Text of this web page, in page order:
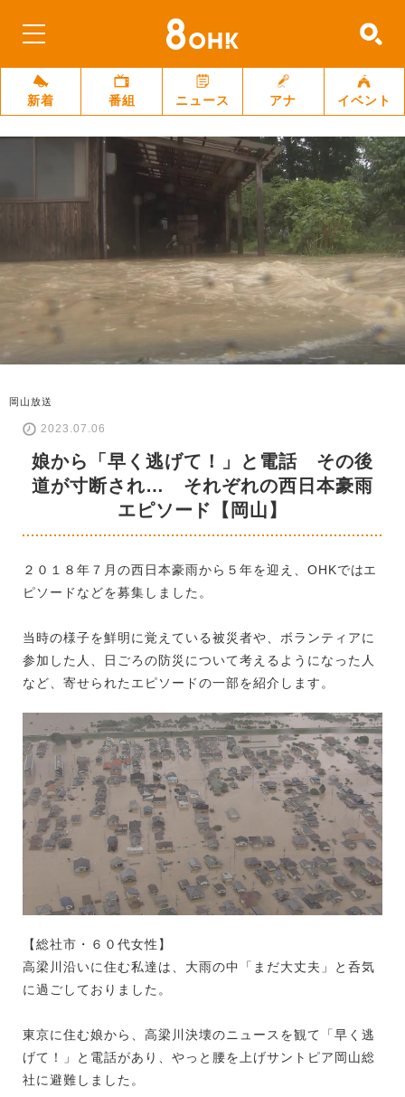
新着 番組 ニュース アナ イベント
岡山放送
2023.07.06
娘から「早く逃げて！」と電話 その後
道が寸断され… それぞれの西日本豪雨
エピソード【岡山】
２０１８年７月の西日本豪雨から５年を迎え、OHKではエ
ピソードなどを募集しました。
当時の様子を鮮明に覚えている被災者や、ボランティアに
参加した人、日ごろの防災について考えるようになった人
など、寄せられたエピソードの一部を紹介します。
【総社市・６０代女性】
高梁川沿いに住む私達は、大雨の中「まだ大丈夫」と呑気
に過ごしておりました。
東京に住む娘から、高梁川決壊のニュースを観て「早く逃
げて！」と電話があり、やっと腰を上げサントピア岡山総
社に避難しました。